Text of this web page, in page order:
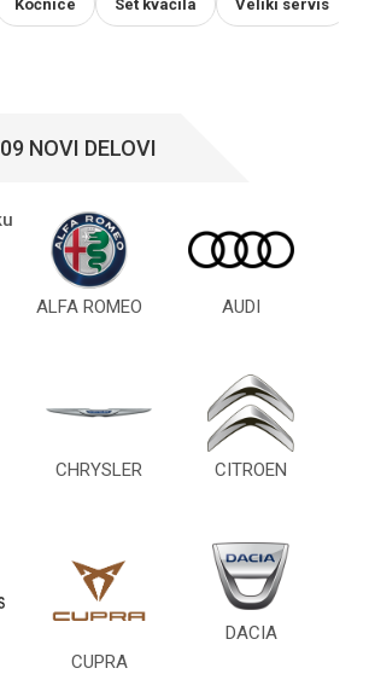
Kočnice Set kvačila Veliki servis
NOVI DELOVI
ALFA ROMEO AUDI
CHRYSLER CITROEN
CUPRA
DACIA